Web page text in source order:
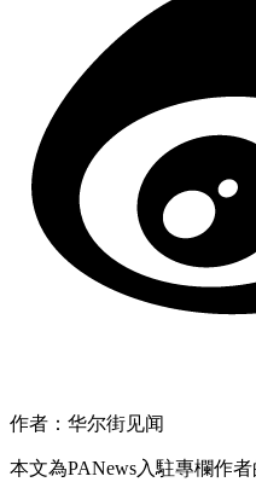
作者：华尔街见闻
本文為PANews入駐專欄作